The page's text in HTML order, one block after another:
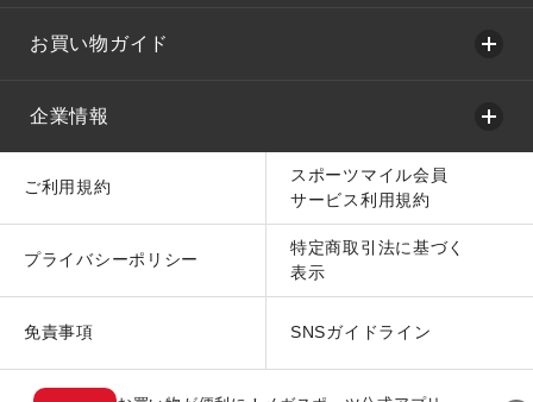
お買い物ガイド
企業情報
ご利用規約
スポーツマイル会員
サービス利用規約
プライバシーポリシー
特定商取引法に基づく
表示
免責事項 SNSガイドライン